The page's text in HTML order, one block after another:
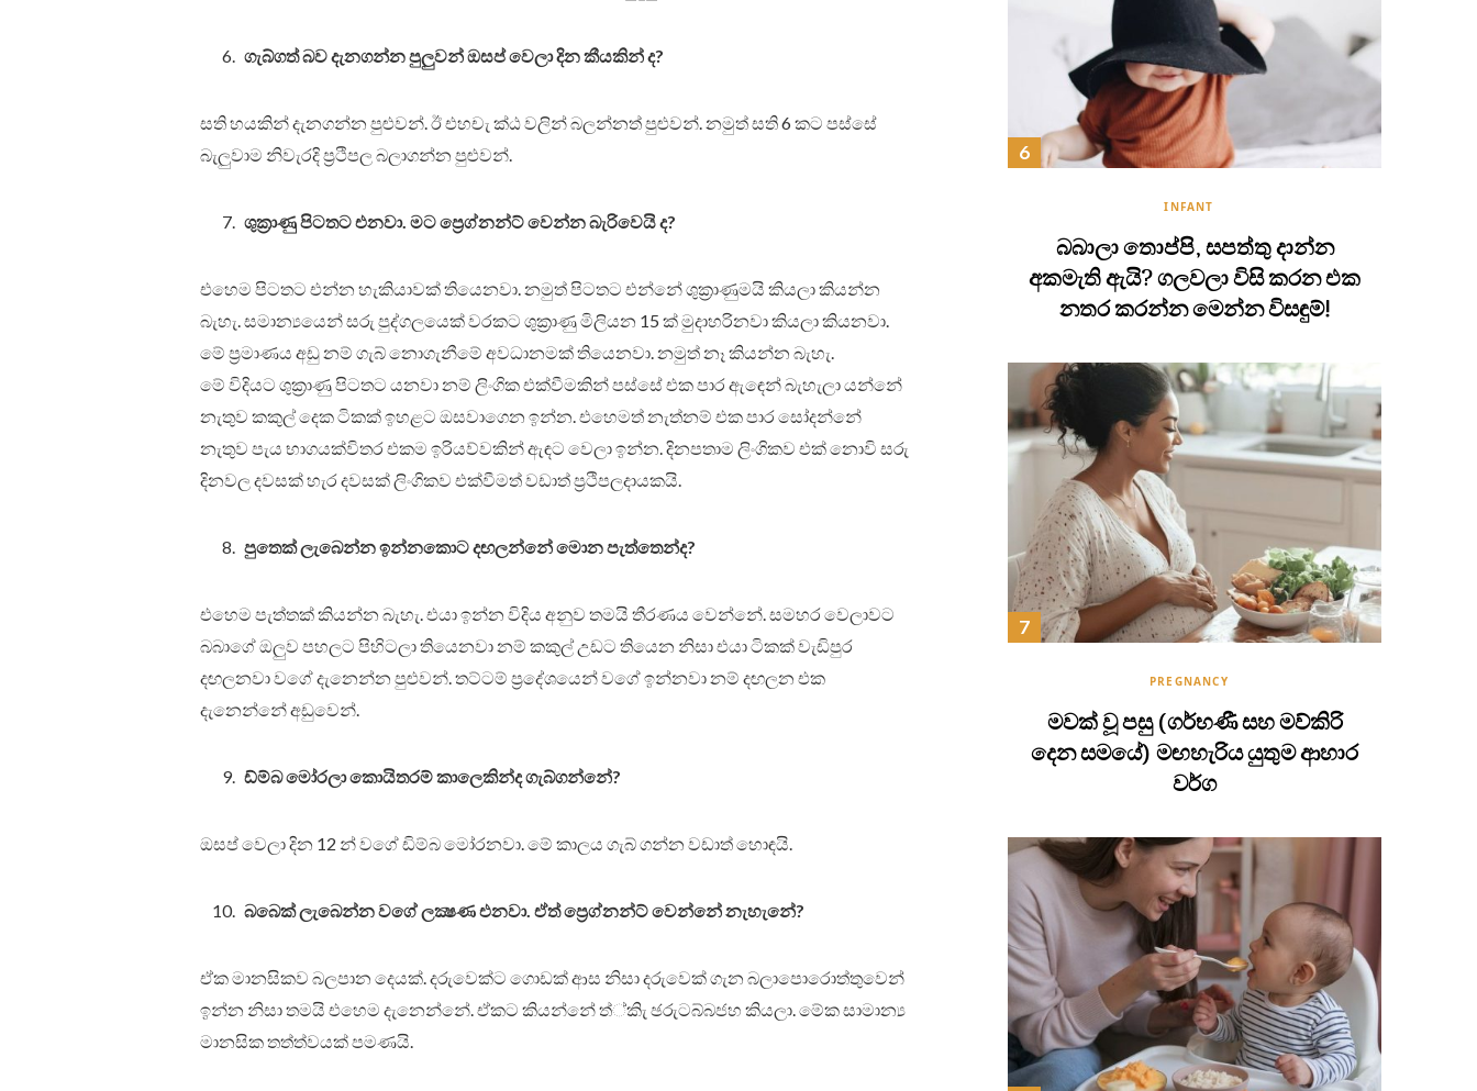
ගැබ්ගත් බව දැනගන්න පුලුවන් ඔසප් වෙලා දින කීයකින් ද?
සති හයකින් දැනගන්න පුළුවන්. ඊ එහචැ ක්‍ඨ වලින් බලන්නත් පුළුවන්. නමුත් සති 6 කට පස්සේ
බැලුවාම නිවැරදි ප්‍රථිපල බලාගන්න පුළුවන්.
ශුක්‍රාණු පිටතට එනවා. මට ප්‍රෙග්නන්ට් වෙන්න බැරිවෙයි ද?
එහෙම පිටතට එන්න හැකියාවක් තියෙනවා. නමුත් පිටතට එන්නේ ශුක්‍රාණුමයි කියලා කියන්න
බැහැ. සමාන්‍යයෙන් සරු පුද්ගලයෙක් වරකට ශුක්‍රාණු මිලියන 15 ක් මුදාහරිනවා කියලා කියනවා.
මේ ප්‍රමාණය අඩු නම් ගැබ් නොගැනීමේ අවධානමක් තියෙනවා. නමුත් නෑ කියන්න බැහැ.
මේ විදියට ශුක්‍රාණු පිටතට යනවා නම් ලිංගික එක්වීමකින් පස්සේ එක පාර ඇඳෙන් බැහැලා යන්නේ
නැතුව කකුල් දෙක ටිකක් ඉහළට ඔසවාගෙන ඉන්න. එහෙමත් නැත්නම් එක පාර සෝදන්නේ
නැතුව පැය භාගයක්විතර එකම ඉරියව්වකින් ඇඳට වෙලා ඉන්න. දිනපතාම ලිංගිකව එක් නොවි සරු
දිනවල දවසක් හැර දවසක් ලිංගිකව එක්වීමත් වඩාත් ප්‍රථිපලදායකයි.
පුතෙක් ලැබෙන්න ඉන්නකොට දඟලන්නේ මොන පැත්තෙන්ද?
එහෙම පැත්තක් කියන්න බැහැ. එයා ඉන්න විදිය අනුව තමයි තීරණය වෙන්නේ. සමහර වෙලාවට
බබාගේ ඔලුව පහලට පිහිටලා තියෙනවා නම් කකුල් උඩට තියෙන නිසා එයා ටිකක් වැඩිපුර
දඟලනවා වගේ දැනෙන්න පුළුවන්. තට්ටම් ප්‍රදේශයෙන් වගේ ඉන්නවා නම් දඟලන එක
දැනෙන්නේ අඩුවෙන්.
ඩ්ම්බ මෝරලා කොයිතරම් කාලෙකින්ද ගැබ්ගන්නේ?
ඔසප් වෙලා දින 12 න් වගේ ඩිම්බ මෝරනවා. මේ කාලය ගැබ් ගන්න වඩාත් හොඳයි.
බබෙක් ලැබෙන්න වගේ ලක්‍ෂණ එනවා. ඒත් ප්‍රෙග්නන්ට් වෙන්නේ නැහැනේ?
ඒක මානසිකව බලපාන දෙයක්. දරුවෙක්ට ගොඩක් ආස නිසා දරුවෙක් ගැන බලාපොරොත්තුවෙන්
ඉන්න නිසා තමයි එහෙම දැනෙන්නේ. ඒකට කියන්නේ ත්‍්කිැ ඡරුටබ්බජහ කියලා. මේක සාමාන්‍ය
මානසික තත්ත්වයක් පමණයි.
INFANT
බබාලා තොප්පි, සපත්තු දාන්න
අකමැති ඇයි? ගලවලා විසි කරන එක
නතර කරන්න මෙන්න විසඳුම්!
PREGNANCY
මවක් වූ පසු (ගර්භණී සහ මව්කිරි
දෙන සමයේ) මඟහැරිය යුතුම ආහාර
වර්ග